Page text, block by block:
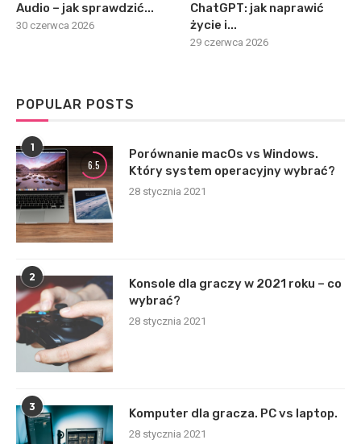
Audio – jak sprawdzić...
30 czerwca 2026
ChatGPT: jak naprawić
życie i...
29 czerwca 2026
POPULAR POSTS
1
6.5
Porównanie macOs vs Windows.
Który system operacyjny wybrać?
28 stycznia 2021
2
Konsole dla graczy w 2021 roku – co
wybrać?
28 stycznia 2021
3
Komputer dla gracza. PC vs laptop.
28 stycznia 2021